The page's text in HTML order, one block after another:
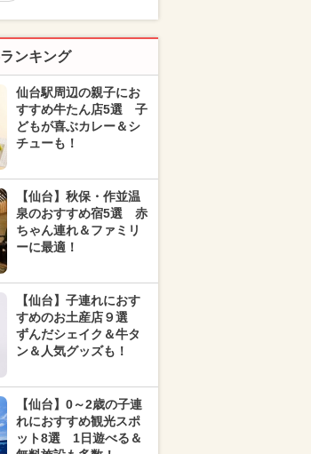
ンキング
仙台駅周辺の親子にお
すすめ牛たん店5選 子
どもが喜ぶカレー＆シ
チューも！
【仙台】秋保・作並温
泉のおすすめ宿5選 赤
ちゃん連れ＆ファミリ
ーに最適！
【仙台】子連れにおす
すめのお土産店９選
ずんだシェイク＆牛タ
ン＆人気グッズも！
【仙台】0～2歳の子連
れにおすすめ観光スポ
ット8選 1日遊べる＆